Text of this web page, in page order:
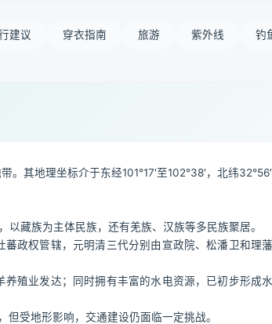
建议 穿衣指南 旅游 紫外线 钓
其地理坐标介于东经101°17′至102°38′，北纬32°56′
藏族为主体民族，还有羌族、汉族等多民族聚居。
政权管辖，元明清三代分别由宣政院、松潘卫和理
殖业发达；同时拥有丰富的水电资源，已初步形成水
受地形影响，交通建设仍面临一定挑战。